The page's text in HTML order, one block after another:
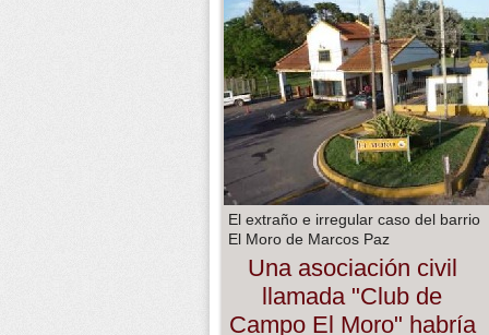
El extraño e irregular caso del barrio
El Moro de Marcos Paz
Una asociación civil
llamada "Club de
Campo El Moro" habría